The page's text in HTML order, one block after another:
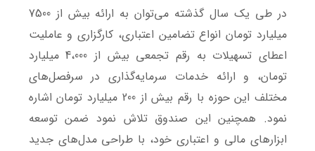
در طی یک سال گذشته می‌توان به ارائه بیش از 7500
میلیارد تومان انواع تضامین اعتباری، کارگزاری و عاملیت
اعطای تسهیلات به رقم تجمعی بیش از 4،000 میلیارد
تومان، و ارائه خدمات سرمایه‌گذاری در سرفصل‌های
مختلف این حوزه با رقم بیش از 200 میلیارد تومان اشاره
نمود. همچنین این صندوق تلاش نمود ضمن توسعه
ابزارهای مالی و اعتباری خود، با طراحی مدل‌های جدید